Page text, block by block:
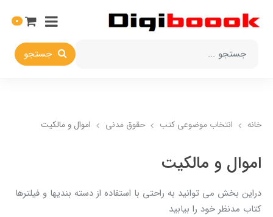
جستجو
0
خانه انتخاب​ موضوعي​ کتب حقوق مدني اموال و مالکيت
اموال و مالکيت
دراين بخش مي توانيد به راحتي با استفاده از دسته بنديها و فيلترها
کتاب مدنظر خود را بيابيد